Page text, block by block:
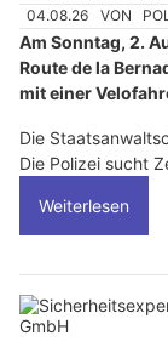
04.08.26 VON
Am Sonntag, 2.
Route de la
mit einer
Die
Die Polizei sucht
Weiterlesen